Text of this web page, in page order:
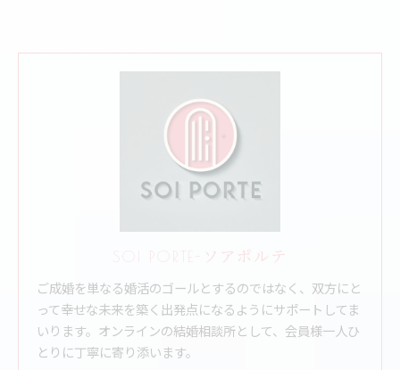
SOI PORTE-ソアポルテ
ご成婚を単なる婚活のゴールとするのではなく、双方にと
って幸せな未来を築く出発点になるようにサポートしてま
いります。オンラインの結婚相談所として、会員様一人ひ
とりに丁寧に寄り添います。